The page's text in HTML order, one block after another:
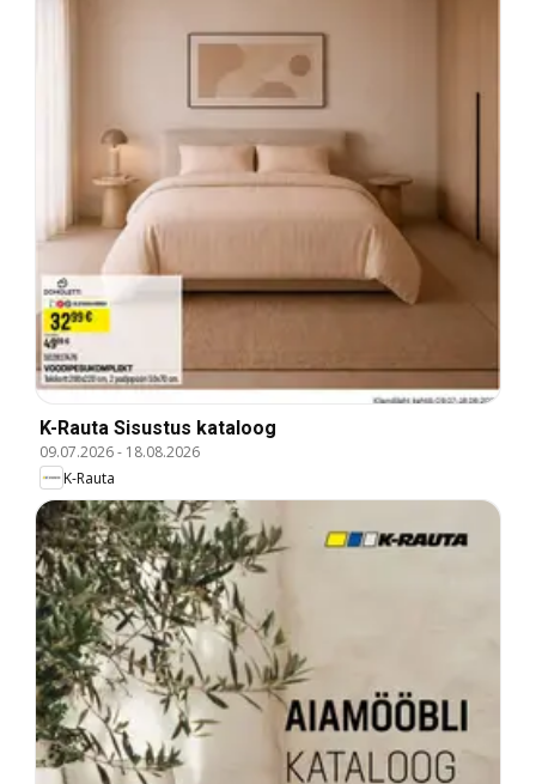
K-Rauta Sisustus kataloog
09.07.2026- 18.08.2026
K-Rauta